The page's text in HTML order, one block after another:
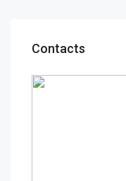
Contacts